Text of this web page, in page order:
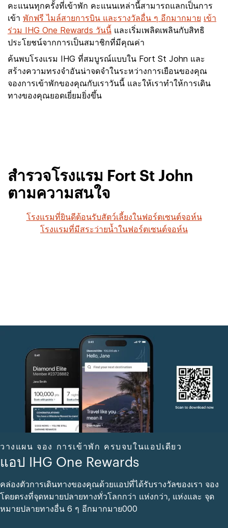
คะแนนทุกครั้งที่เข้าพัก คะแนนเหล่านี้สามารถแลกเป็นการ
เข้า พักฟรี ไมล์สายการบิน และรางวัลอื่น ๆ อีกมากมาย เข้า
ร่วม IHG One Rewards วันนี้ และเริ่มเพลิดเพลินกับสิทธิ
ประโยชน์จากการเป็นสมาชิกที่มีคุณค่า
ค้นพบโรงแรม IHG ที่สมบูรณ์แบบใน Fort St John และ
สร้างความทรงจำอันน่าจดจำในระหว่างการเยือนของคุณ
จองการเข้าพักของคุณกับเราวันนี้ และให้เราทำให้การเดิน
ทางของคุณยอดเยี่ยมยิ่งขึ้น
สำรวจโรงแรม Fort St John
ตามความสนใจ
โรงแรมที่ยินดีต้อนรับสัตว์เลี้ยงในฟอร์ตเซนต์จอห์น
โรงแรมที่มีสระว่ายน้ำในฟอร์ตเซนต์จอห์น
วางแผน จอง การเข้าพัก ครบจบในแอปเดียว
แอป IHG One Rewards
คล่องตัวการเดินทางของคุณด้วยแอปที่ได้รับรางวัลของเรา จอง
โดยตรงที่จุดหมายปลายทางทั่วโลกกว่า แห่งกว่า, แห่งและ จุด
หมายปลายทางอื่น 6 ๆ อีกมากมาย000